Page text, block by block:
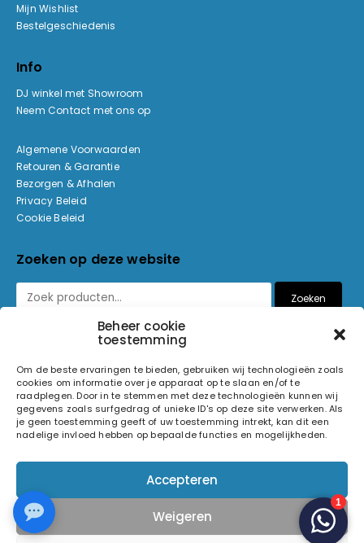
Beheer cookie
toestemming
Om de beste ervaringen te bieden, gebruiken wij technologieën zoals
cookies om informatie over je apparaat op te slaan en/of te
raadplegen. Door in te stemmen met deze technologieën kunnen wij
gegevens zoals surfgedrag of unieke ID's op deze site verwerken. Als
je geen toestemming geeft of uw toestemming intrekt, kan dit een
nadelige invloed hebben op bepaalde functies en mogelijkheden.
Accepteren
Weigeren
Mijn Wishlist
Bestelgeschiedenis
Info
DJ winkel met Showroom
Neem Contact met ons op
Algemene Voorwaarden
Retouren & Garantie
Bezorgen & Afhalen
Privacy Beleid
Cookie Beleid
Zoeken op deze website
Zoeken
© 2026 Light and Sound Factory. Alle rechten voorbehouden.
Volg ons op